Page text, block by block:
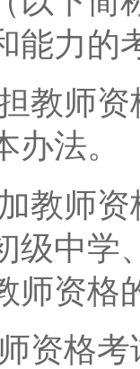
能力的
师资
法。
师资
级中学
师资格
格考